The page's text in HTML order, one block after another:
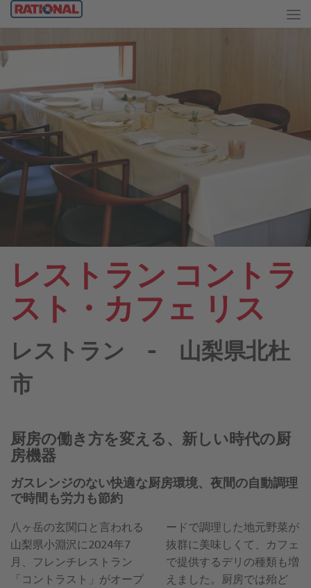
レストラン コントラ
スト・カフェ リス
レストラン - 山梨県北杜
市